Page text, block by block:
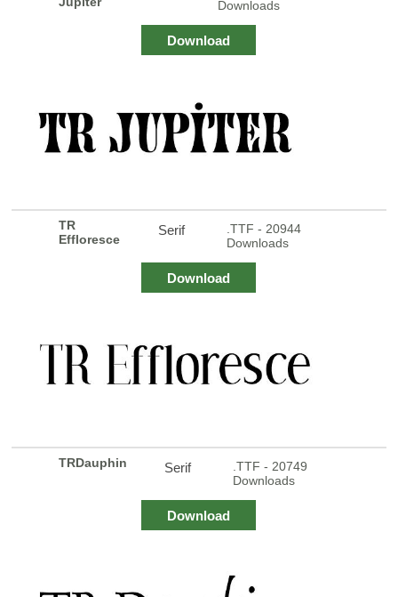
Downloads
Download
TR
Effloresce
Serif
.TTF - 20944
Downloads
Download
TRDauphin Serif
.TTF - 20749
Downloads
Download